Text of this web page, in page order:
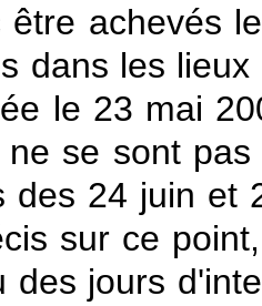
être achevés
dans les
le 23 mai
se sont
des 24 juin et
sur ce
des jours